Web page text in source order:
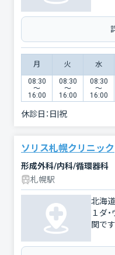
月 火 水
08:30
〜
16:00
08:30
〜
16:00
08:30
〜
16:00
休診日： 日|祝
ソリス札幌クリニック
形成外科/内科/循環器科
札幌駅
北海
１ダ
関です